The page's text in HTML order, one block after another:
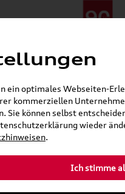
87
09:00 - 13:00 Uhr
08:00 - 13:00 Uhr
ein optimales Webseiten-
kommerziellen
können selbst
wieder
.
Ich stimme